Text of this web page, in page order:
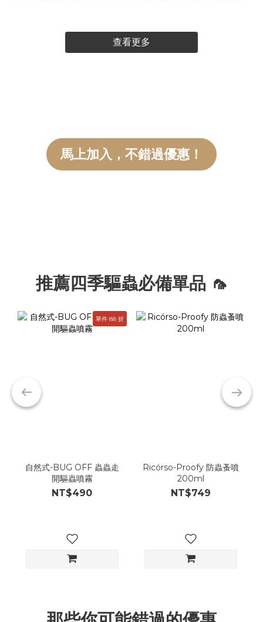
可能將救生衣往前推，造成頸部卡卡。狗狗救生衣的浮力通常集中
在胸腹周圍，部分款式也會加強頸部或下巴的支撐，幫助狗狗維持
肢活動，通常不代表尺寸太小。救生衣的重點不在於包得越多，而
是在需要的位置提供足夠浮力，同時保留狗狗自然活動的空間。 提
醒：救生衣屬於水上浮力輔助用品，無法完全取代飼主看顧。狗狗
查看更多
馬上加入，不錯過優惠！
推薦四季驅蟲必備單品 🦟
單件 88 折
自然式-BUG OFF 蟲蟲走
開驅蟲噴霧
NT$490
Ricórso-Proofy 防蟲蚤噴
200ml
NT$749